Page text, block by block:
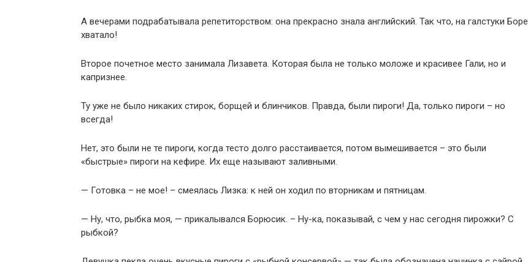
А вечерами подрабатывала репетиторством: она прекрасно знала английский. Так что, на галстуки Боре
хватало!
Второе почетное место занимала Лизавета. Которая была не только моложе и красивее Гали, но и
капризнее.
Ту уже не было никаких стирок, борщей и блинчиков. Правда, были пироги! Да, только пироги – но
всегда!
Нет, это были не те пироги, когда тесто долго расстаивается, потом вымешивается – это были
«быстрые» пироги на кефире. Их еще называют заливными.
— Готовка – не мое! – смеялась Лизка: к ней он ходил по вторникам и пятницам.
— Ну, что, рыбка моя, — прикалывался Борюсик. – Ну-ка, показывай, с чем у нас сегодня пирожки? С
рыбкой?